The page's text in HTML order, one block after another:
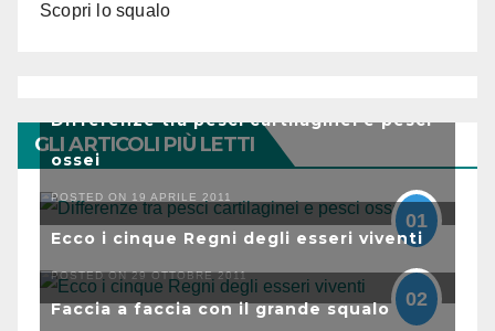
Scopri lo squalo
GLI ARTICOLI PIÙ LETTI
Differenze tra pesci cartilaginei e pesci
ossei
POSTED ON 19 APRILE 2011
01
Ecco i cinque Regni degli esseri viventi
POSTED ON 29 OTTOBRE 2011
02
Faccia a faccia con il grande squalo